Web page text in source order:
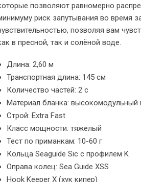
позволяют равномерно
риск запутывания во время
позволяя вам
в пресной, так и солёной воде.
Длина: 2,60 м
Транспортная длина: 145 см
Количество частей: 2 с
Материал бланка: высокомодульный
Строй: Extra Fast
Класс мощности: тяжелый
Тест по приманкам: 10-60 г
Кольца Seaguide Sic с профилем K
Оправа колец: Sea Guide XSS
Hook Keeper X (хук кипер)